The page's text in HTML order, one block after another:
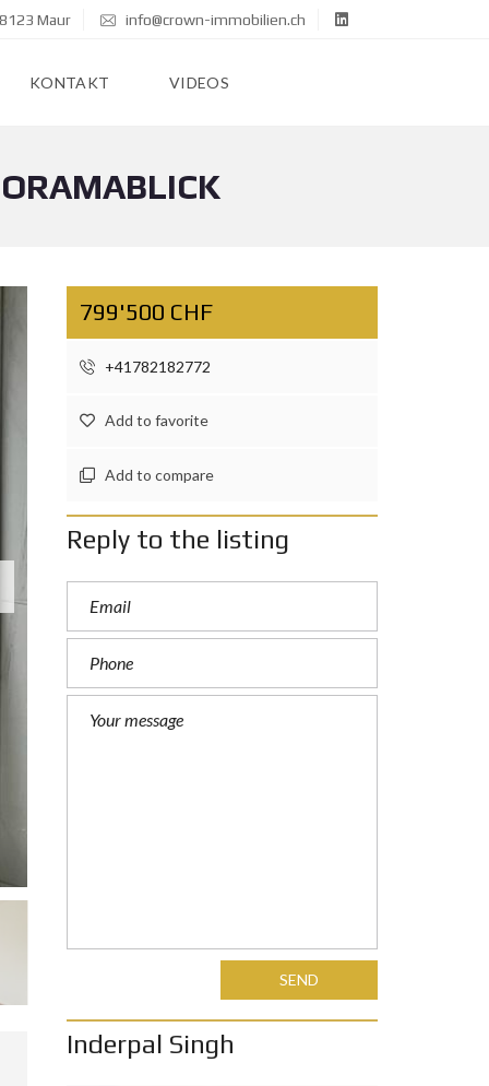
Maur info@crown-immobilien.ch
KONTAKT VIDEOS
799'500 CHF
+41782182772
Add to favorite
Add to compare
Reply to the listing
SEND
Inderpal Singh